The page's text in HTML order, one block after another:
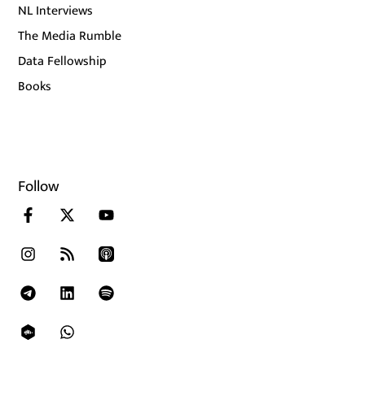
NL Interviews
The Media Rumble
Data Fellowship
Books
Follow